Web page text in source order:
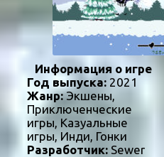
Информация о игре
Год выпуска: 2021
Жанр:Экшены,
Приключенческие
игры, Казуальные
игры, Инди, Гонки
Разработчик: Sewer